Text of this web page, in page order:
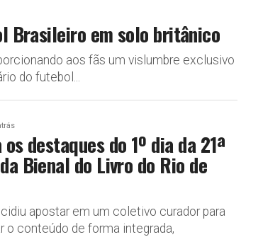
Brasileiro em solo britânico
aos fãs um vislumbre exclusivo
do futebol...
destaques do 1º dia da 21ª
Bienal do Livro do Rio de
apostar em um coletivo curador para
o conteúdo de forma integrada,